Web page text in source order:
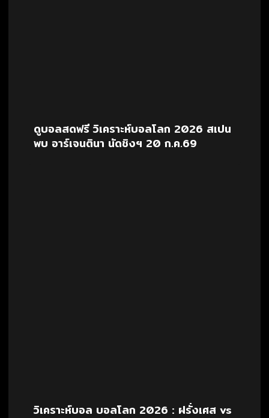
ดูบอลสดฟรี วิเคราะห์บอลโลก 2026 สเปน
พบ อาร์เจนตินา นัดชิงฯ 20 ก.ค.69
วิเคราะห์บอล บอลโลก 2026 : ฝรั่งเศส vs